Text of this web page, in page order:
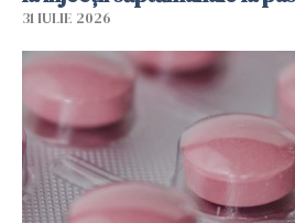
31 IULIE 2026